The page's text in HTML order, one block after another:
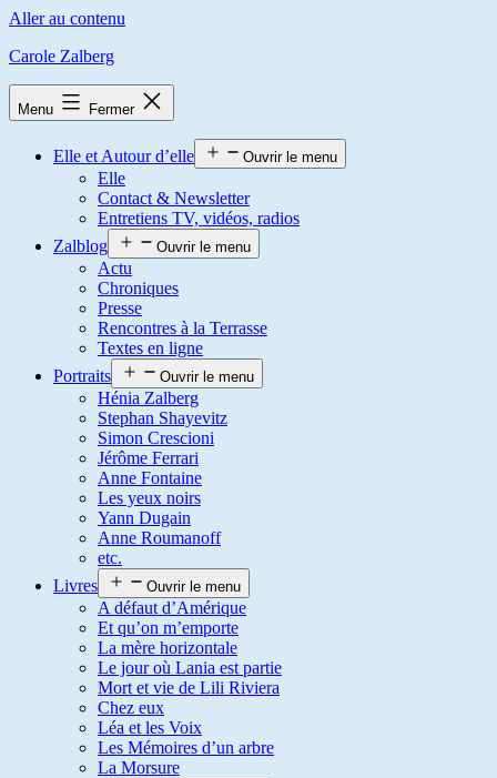
Aller au contenu
Carole Zalberg
Menu Fermer
Elle et Autour d’elle Ouvrir le menu
Elle
Contact & Newsletter
Entretiens TV, vidéos, radios
Zalblog
Ouvrir le menu
Actu
Chroniques
Presse
Rencontres à la Terrasse
Textes en ligne
Portraits
Ouvrir le menu
Hénia Zalberg
Stephan Shayevitz
Simon Crescioni
Jérôme Ferrari
Anne Fontaine
Les yeux noirs
Yann Dugain
Anne Roumanoff
etc.
Livres
Ouvrir le menu
A défaut d’Amérique
Et qu’on m’emporte
La mère horizontale
Le jour où Lania est partie
Mort et vie de Lili Riviera
Chez eux
Léa et les Voix
Les Mémoires d’un arbre
La Morsure